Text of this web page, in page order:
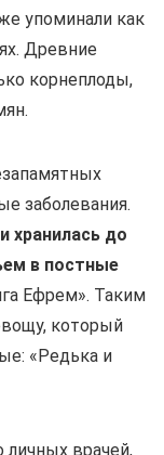
упоминали как
Древние
корнеплоды,
заболевания.
хранилась до
в постные
Ефрем». Таким
который
«Редька и
врачей,